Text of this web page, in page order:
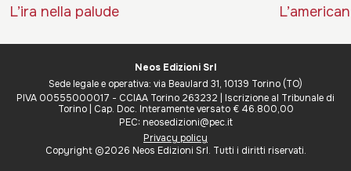
L’ira nella palude
Neos Edizioni Srl
Sede legale e operativa: via Beaulard 31, 10139 Torino (TO)
PIVA 00555000017 - CCIAA Torino 263232 | Iscrizione al Tribunale di
Torino | Cap. Doc. Interamente versato € 46.800,00
PEC: neosedizioni@pec.it
Privacy policy
Copyright ©2026 Neos Edizioni Srl. Tutti i diritti riservati.